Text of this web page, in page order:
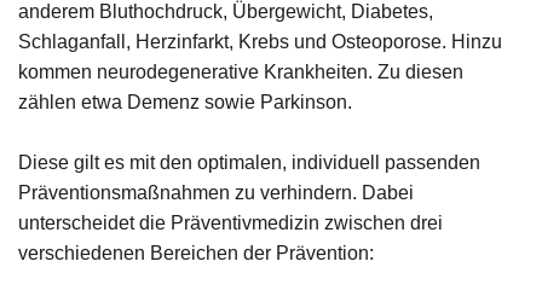
anderem Bluthochdruck, Übergewicht, Diabetes,
Schlaganfall, Herzinfarkt, Krebs und Osteoporose. Hinzu
kommen neurodegenerative Krankheiten. Zu diesen
zählen etwa Demenz sowie Parkinson.
Diese gilt es mit den optimalen, individuell passenden
Präventionsmaßnahmen zu verhindern. Dabei
unterscheidet die Präventivmedizin zwischen drei
verschiedenen Bereichen der Prävention: